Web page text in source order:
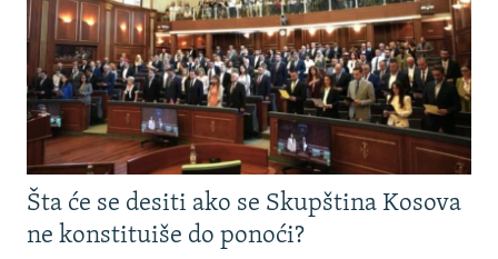
Šta će se desiti ako se Skupština Kosova
ne konstituiše do ponoći?